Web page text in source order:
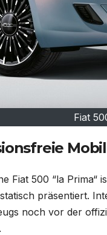
Fiat
Fiat 500 “la
präsentiert.
noch vor der